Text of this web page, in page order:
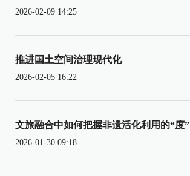
2026-02-09 14:25
推进国土空间治理现代化
2026-02-05 16:22
文旅融合中如何把握非遗活化利用的“度”
2026-01-30 09:18